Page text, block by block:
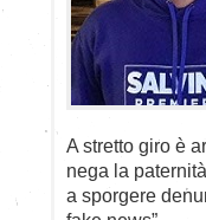
A stretto giro è
nega la
a sporgere